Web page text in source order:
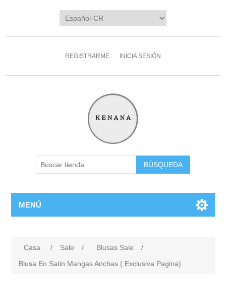
REGISTRARME INICIA SESIÓN
MENÚ
Casa / Sale / Blusas Sale
/
Blusa En Satin Mangas Anchas ( Exclusiva Pagina)